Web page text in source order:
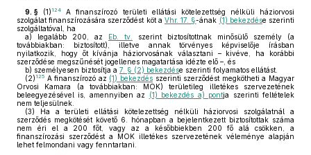
9. § (1) 124
A finanszírozó területi ellátási kötelezettség nélküli háziorvosi
szolgálat finanszírozására szerződést köt a Vhr. 17. §-ának (1) bekezdése szerinti
szolgáltatóval, ha
a) legalább 200, az Eb. tv.
szerint biztosítottnak minősülő személy (a
továbbiakban: biztosított), illetve annak törvényes képviselője írásban
nyilatkozik, hogy őt kívánja háziorvosának választani – kivéve, ha korábbi
szerződése megszűnését jogellenes magatartása idézte elő –, és
b) személyesen biztosítja a 7. § (2) bekezdése szerinti folyamatos ellátást.
(2) 125 A finanszírozó az (1) bekezdés szerinti szerződést megkötheti a Magyar
Orvosi Kamara (a továbbiakban: MOK) területileg illetékes szervezetének
beleegyezésével is, amennyiben az
(1) bekezdés a) pontja szerinti feltételek
nem teljesülnek.
(3) Ha a területi ellátási kötelezettség nélküli háziorvosi szolgálatnál a
szerződés megkötését követő 6. hónapban a bejelentkezett biztosítottak száma
nem éri el a 200 főt, vagy az a későbbiekben 200 fő alá csökken, a
finanszírozási szerződést a MOK illetékes szervezetének véleménye alapján
lehet felmondani vagy fenntartani.